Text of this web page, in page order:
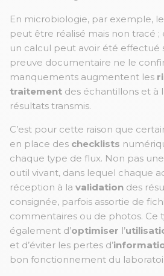
En microbiologie, par exemple,
peut être réalisé mais non tracé ;
un calcul peut avoir été effectué
preuve documentaire ne le
manquements augmentent les
traitement des échantillons et à
résultats transmis.
C’est pour cette raison que
en place des checklists
chaque type de flux. Non pas
outil vivant, dans lequel chaque
réception à la validation des
consignée, parfois assortie de
commentaires ou de photos. Ce
également d’optimiser l’
et d’éviter les pertes d’
bon fonctionnement du